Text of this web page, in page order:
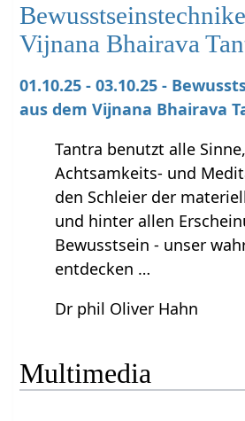
Vijnana Bhairava
01.10.25 - 03.10.25 -
aus dem Vijnana Bhairava
Tantra benutzt alle
Achtsamkeits- und
den Schleier der
und hinter allen
Bewusstsein - unser
entdecken …
Dr phil Oliver Hahn
Multimedia